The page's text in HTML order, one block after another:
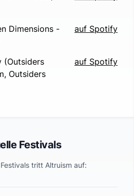
Dimensions -
auf Spotify
(Outsiders
Outsiders
auf Spotify
Festivals
tritt Altruism auf: